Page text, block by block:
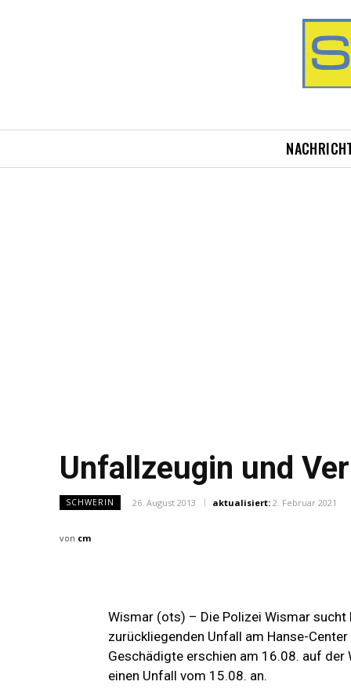
Unfallzeugin und
SCHWERIN 26. August 2013 aktualisiert: 2. Februar 2021
von cm
Wismar (ots) – Die Polizei Wismar
zurückliegenden Unfall am Hanse-
Geschädigte erschien am 16.08. auf
einen Unfall vom 15.08. an.